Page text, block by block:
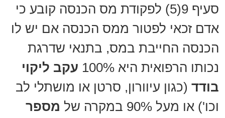
סעיף 9(5) לפקודת מס הכנסה קובע כי
אדם זכאי לפטור ממס הכנסה אם יש לו
הכנסה החייבת במס, בתנאי שדרגת
נכותו הרפואית היא 100%
עקב ליקוי
בודד (כגון עיוורון, סרטן או מושתלי לב
וכו') או מעל 90% במקרה של
מספר